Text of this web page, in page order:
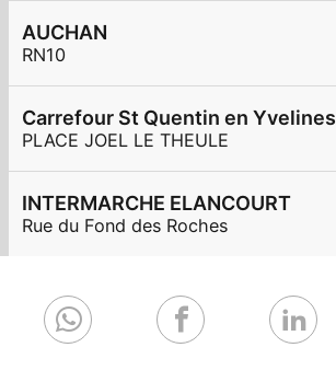
AUCHAN
RN10
Carrefour St Quentin en Yvelines
PLACE JOEL LE THEULE
INTERMARCHE ELANCOURT
Rue du Fond des Roches